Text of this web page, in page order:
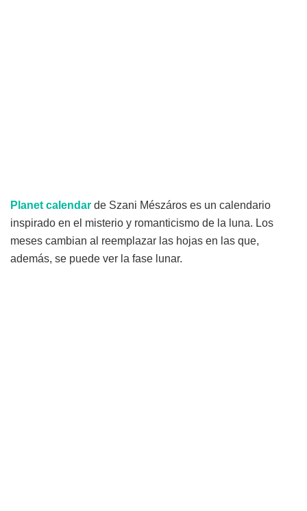
Planet calendar de Szani Mészáros es un calendario
inspirado en el misterio y romanticismo de la luna. Los
meses cambian al reemplazar las hojas en las que,
además, se puede ver la fase lunar.